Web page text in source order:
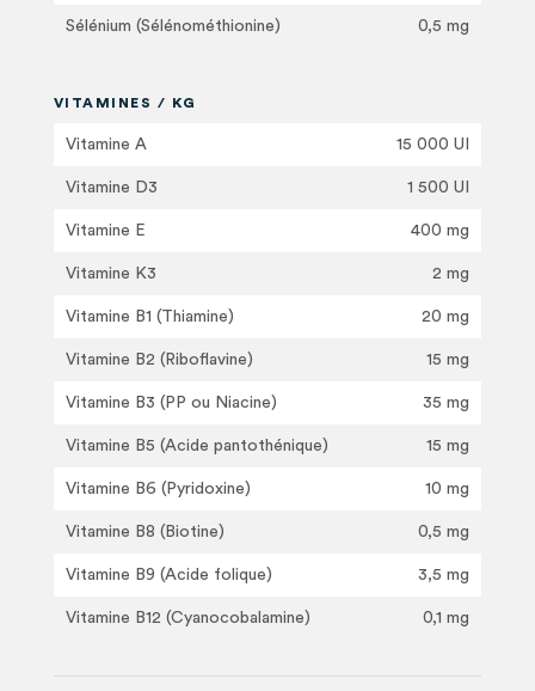
Sélénium (Sélénométhionine) 0,5 mg
VITAMINES / KG
Vitamine A 15 000 UI
Vitamine D3 1 500 UI
Vitamine E 400 mg
Vitamine K3 2 mg
Vitamine B1 (Thiamine) 20 mg
Vitamine B2 (Riboflavine) 15 mg
Vitamine B3 (PP ou Niacine) 35 mg
Vitamine B5 (Acide pantothénique) 15 mg
Vitamine B6 (Pyridoxine) 10 mg
Vitamine B8 (Biotine) 0,5 mg
Vitamine B9 (Acide folique) 3,5 mg
Vitamine B12 (Cyanocobalamine) 0,1 mg